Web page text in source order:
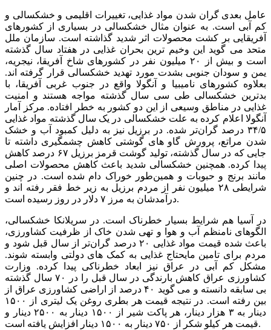
عامل بعدی گران شدن مواد غذایی، تغییرات اقلیمی و خشکسالی و
کم آبی است. به عنوان مثال خشکسالی در بسیاری از کشورهای
آفریقایی بر کشت محصولات اثر شدید گذاشته است. سازمان ملل
متحد می گوید این وخیم ترین بحران غذایی در هفتاد سال گذشته
است و بیش از ۲۰ میلیون نفر در کشورهای شاخ آفریقا، نیجریه،
یمن و سودان جنوبی بشدت مورد تهدید خشکسالی قرار گرفته اند.
بعلاوه کشورهای نامیبیا و آنگولا واقع در جنوب غربی آفریقا، با
بدترین خشکسالی طی سی سال گذشته مواجه هستند و امنیت
غذایی در مناطق وسیعی از این دو کشور به خطر افتاده. مرکز آمار
آنگولا اعلام کرده به علت خشکسالی در یک سال گذشته مواد غذایی
۳۴/۵ درصد گران‌تر شده. در برزیل نیز به دلیل کمبود آب و خشک
شدن مراتع، پرورش گاو های گوشتی کاهش چشمگیری داشته تا
جایی که در سال گذشته، تولید گوشت قرمز برزیل ۶۷ درصد کاهش
پیدا کرده. همچنین خشکسالی شدید باعث کاهش محصولات اصلی
مانند برنج و حبوبات و همین‌طور خوراک دام شده است. در چنین
شرایطی ۲۸ میلیون نفر از مردم برزیل به زیر خط فقر رفته اند و
درآمدشان به مرز ۷ دلار در روز رسیده است.
در آسیا هم شرایط بسیار خطرناک است. در سریلانکا خشکسالی،
الگوهای نامنظم آب و هوا و تهی شدن خاک از ظرفیت کشاورزی،
باعث شده قیمت مواد غذایی ۲۰ درصد گران‌تر از سال قبل شود و
مردم برای تامین مایحتاج غذایی به کمک های دولتی وابسته شوند.
مشکل کم آبی در عراق نیز ابعاد خطرناکی پیدا کرده. وزارت
کشاورزی عراق کاهش بارندگی در سال قبل را در ۷۰ سال گذشته
بی سابقه دانسته و می گوید ۴۰ درصد از اراضی کشاورزی عراق از
بین رفته است. در نتیجه قیمت هر بطری روغن یک لیتری از ۱۵۰۰
دینار به ۳ هزار دینار، هر پاکت شیر از ۱۵۰۰ دینار به ۲۵۰۰ دینار و
قیمت هر کیلو شکر از ۷۵۰ دینار به ۱۵۰۰ دینار افزایش یافته است.